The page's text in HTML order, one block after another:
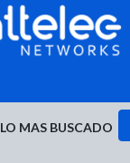
LO MAS BUSCADO